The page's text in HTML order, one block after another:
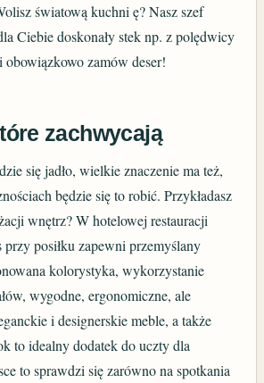
światową kuchni ę? Nasz szef
Ciebie doskonały stek np. z polędwicy
obowiązkowo zamów deser!
zachwycają
się jadło, wielkie znaczenie ma też,
będzie się to robić. Przykładasz
wnętrz? W hotelowej restauracji
przy posiłku zapewni przemyślany
kolorystyka, wykorzystanie
wygodne, ergonomiczne, ale
i designerskie meble, a także
to idealny dodatek do uczty dla
to sprawdzi się zarówno na spotkania